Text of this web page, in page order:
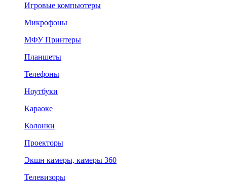
Игровые компьютеры
Микрофоны
МФУ Принтеры
Планшеты
Телефоны
Ноутбуки
Караоке
Колонки
Проекторы
Экшн камеры, камеры 360
Телевизоры